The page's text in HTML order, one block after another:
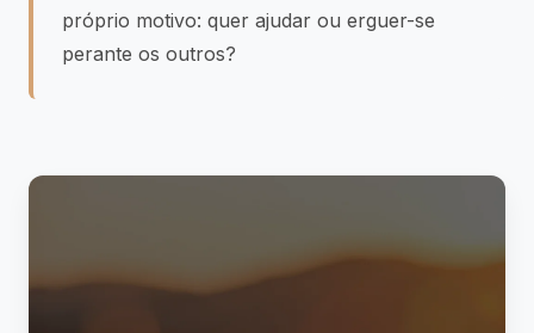
próprio motivo: quer ajudar ou erguer-se
perante os outros?